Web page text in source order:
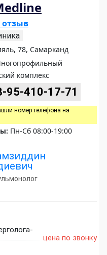
отзыв
78, Самарканд
комплекс
95-410-17-71
номер телефона на
Пн-Сб 08:00-19:00
цена по звонку